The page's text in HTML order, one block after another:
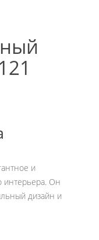
и
интерьера. Он
дизайн и